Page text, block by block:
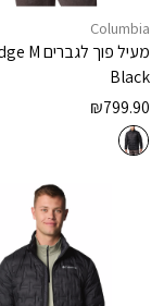
Columbia
מעיל פוך לגבריםM
Black
₪799.90